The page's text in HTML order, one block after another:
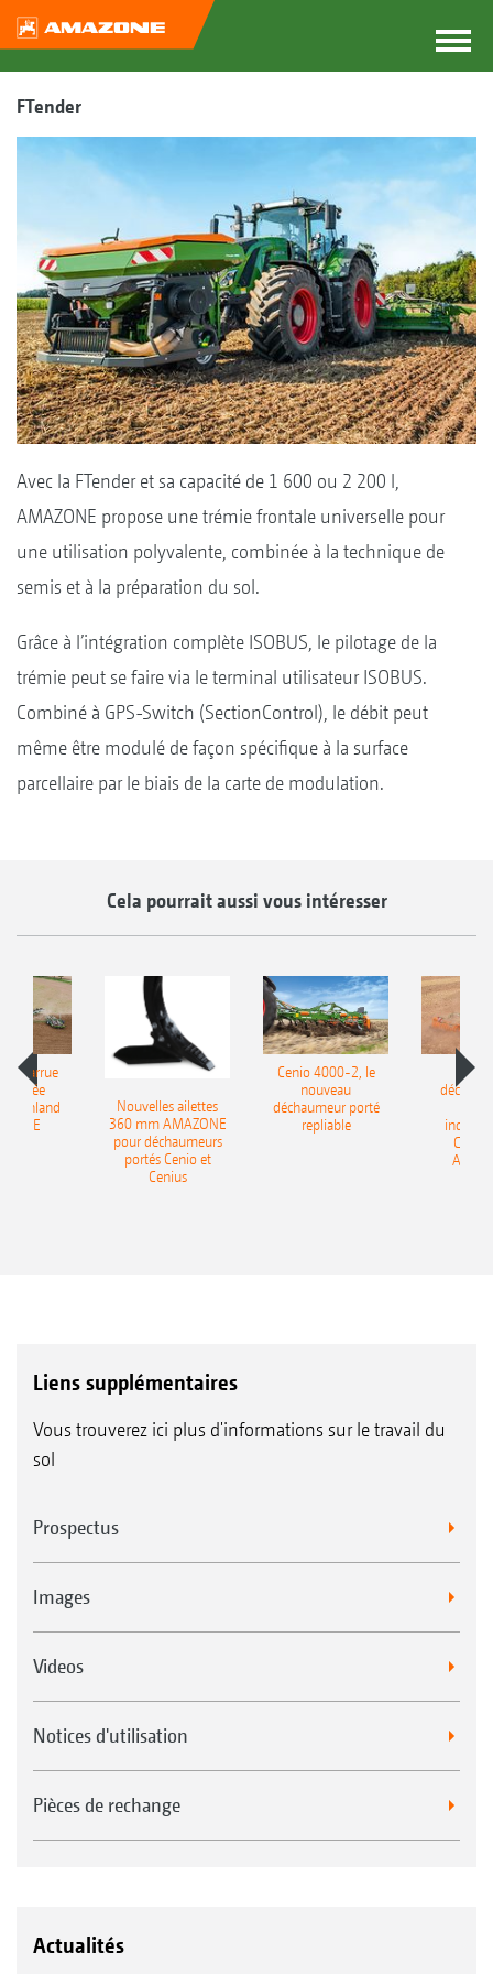
FTender
Avec la FTender et sa capacité de 1 600 ou 2 200 l,
AMAZONE propose une trémie frontale universelle pour
une utilisation polyvalente, combinée à la technique de
semis et à la préparation du sol.
Grâce à l’intégration complète ISOBUS, le pilotage de la
trémie peut se faire via le terminal utilisateur ISOBUS.
Combiné à GPS-Switch (SectionControl), le débit peut
même être modulé de façon spécifique à la surface
parcellaire par le biais de la carte de modulation.
Cela pourrait aussi vous intéresser
charrue
portée
Onland
Nouvelles ailettes
360 mm AMAZONE
pour déchaumeurs
portés Cenio et
Cenius
Cenio 4000-2, le
nouveau
déchaumeur porté
repliable
Liens supplémentaires
Vous trouverez ici plus d'informations sur le travail du
sol
Prospectus
Images
Videos
Notices d'utilisation
Pièces de rechange
Actualités